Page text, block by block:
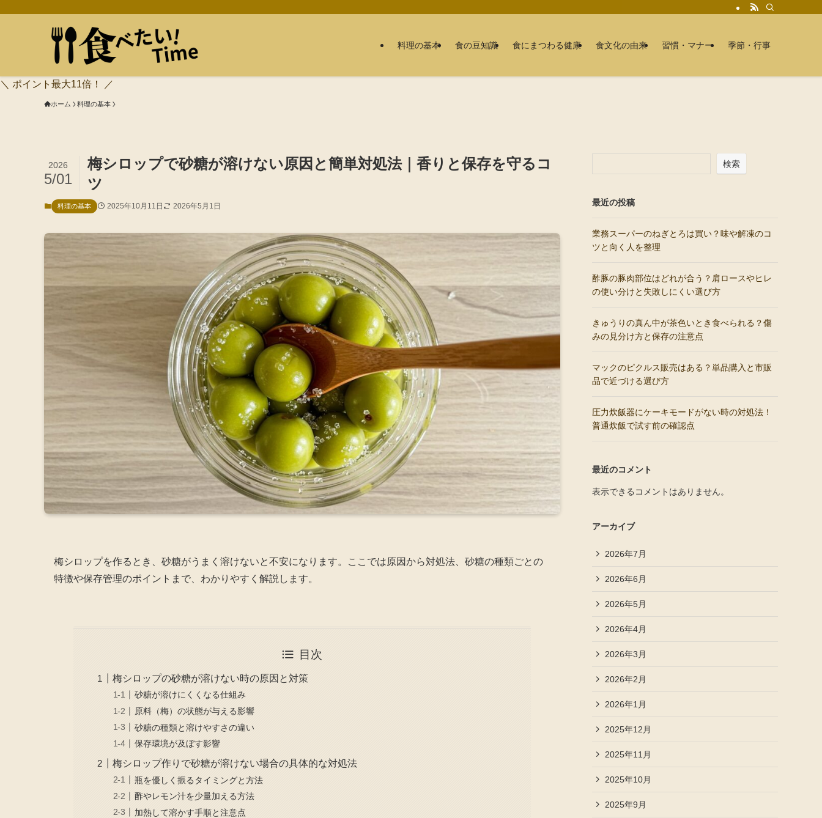
料理の基本 食の豆知識 食にまつわる健康 食文化の由来 習慣・マナー 季節・行事
＼ ポイント最大11倍！ ／
ホーム 料理の基本
梅シロップで砂糖が溶けない原因と簡単対処法｜香りと保存を守るコ
ツ
2026
5/01
料理の基本 2025年10月11日 2026年5月1日
梅シロップを作るとき、砂糖がうまく溶けないと不安になります。ここでは原因から対処法、砂糖の種類ごとの
特徴や保存管理のポイントまで、わかりやすく解説します。
目次
梅シロップの砂糖が溶けない時の原因と対策
砂糖が溶けにくくなる仕組み
原料（梅）の状態が与える影響
砂糖の種類と溶けやすさの違い
保存環境が及ぼす影響
梅シロップ作りで砂糖が溶けない場合の具体的な対処法
瓶を優しく振るタイミングと方法
酢やレモン汁を少量加える方法
加熱して溶かす手順と注意点
検索
最近の投稿
業務スーパーのねぎとろは買い？味や解凍のコ
ツと向く人を整理
酢豚の豚肉部位はどれが合う？肩ロースやヒレ
の使い分けと失敗しにくい選び方
きゅうりの真ん中が茶色いとき食べられる？傷
みの見分け方と保存の注意点
マックのピクルス販売はある？単品購入と市販
品で近づける選び方
圧力炊飯器にケーキモードがない時の対処法！
普通炊飯で試す前の確認点
最近のコメント
表示できるコメントはありません。
アーカイブ
2026年7月
2026年6月
2026年5月
2026年4月
2026年3月
2026年2月
2026年1月
2025年12月
2025年11月
2025年10月
2025年9月